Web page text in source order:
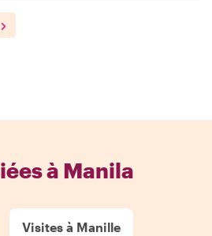
à Manila
Visites à Manille